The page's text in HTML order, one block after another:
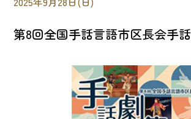
第8回全国手話言語市区長会手